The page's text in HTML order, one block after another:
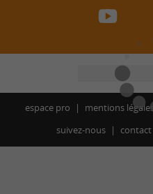
espace pro mentions légales
suivez-nous
contact